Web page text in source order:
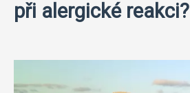
při alergické reakci?